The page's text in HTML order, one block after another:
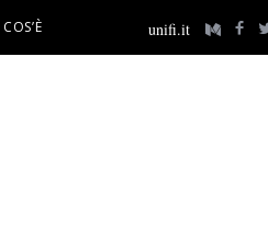
unifi.it
COS’È